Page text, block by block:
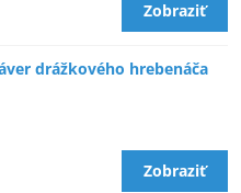
Zobraziť
drážkového hrebenáča
Zobraziť